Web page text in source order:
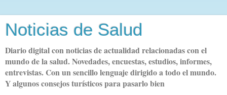
Noticias de Salud
Diario digital con noticias de actualidad relacionadas con el
mundo de la salud. Novedades, encuestas, estudios, informes,
entrevistas. Con un sencillo lenguaje dirigido a todo el mundo.
Y algunos consejos turísticos para pasarlo bien